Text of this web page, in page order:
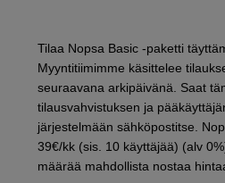
Tilaa Nopsa Basic -paketti
Myyntitiimimme käsittelee
seuraavana arkipäivänä. Saat
tilausvahvistuksen ja
järjestelmään sähköpostitse.
39€/kk (sis. 10 käyttäjää) (alv
määrää mahdollista nostaa